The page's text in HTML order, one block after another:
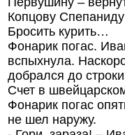
Копцову
Бросить курить…
Фонарик погас.
вспыхнула.
добрался до
Счет в
Фонарик погас
не шел наружу.